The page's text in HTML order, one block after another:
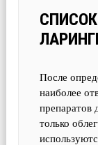
После
наиболее
препаратов
только